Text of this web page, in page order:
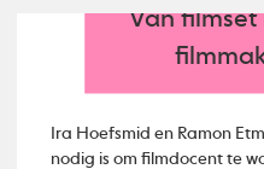
Van filmset
Ira Hoefsmid en Ramon
nodig is om filmdocent te